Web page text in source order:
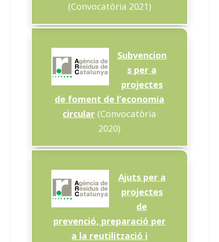
(Convocatòria 2021)
Subvencion
s per a
projectes
de foment de l’economia
circular (Convocatòria
2020)
Ajuts per a
projectes
de
prevenció, preparació per
a la reutilització i